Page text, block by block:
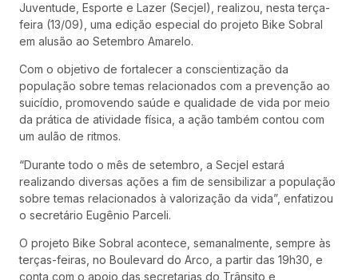
Juventude, Esporte e Lazer (Secjel), realizou, nesta terça-
feira (13/09), uma edição especial do projeto Bike Sobral
em alusão ao Setembro Amarelo.
Com o objetivo de fortalecer a conscientização da
população sobre temas relacionados com a prevenção ao
suicídio, promovendo saúde e qualidade de vida por meio
da prática de atividade física, a ação também contou com
um aulão de ritmos.
“Durante todo o mês de setembro, a Secjel estará
realizando diversas ações a fim de sensibilizar a população
sobre temas relacionados à valorização da vida”, enfatizou
o secretário Eugênio Parceli.
O projeto Bike Sobral acontece, semanalmente, sempre às
terças-feiras, no Boulevard do Arco, a partir das 19h30, e
conta com o apoio das secretarias do Trânsito e